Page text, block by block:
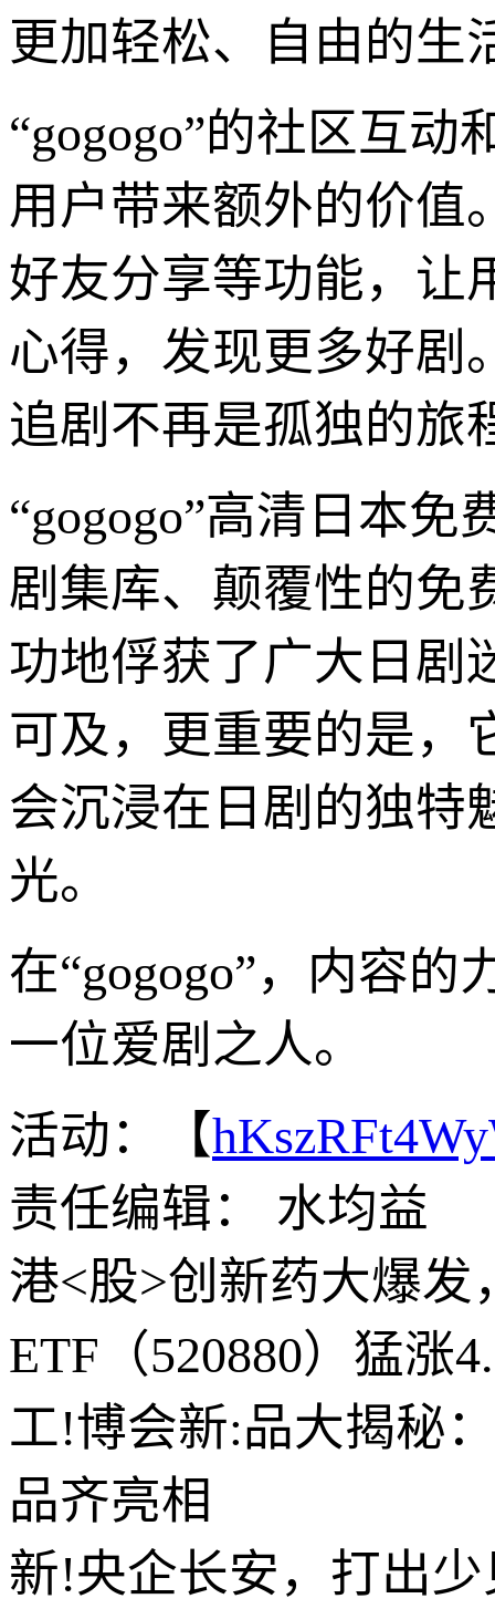
更加轻松、自由的生
“gogogo”的社区互
用户带来额外的价值
好友分享等功能，让
心得，发现更多好剧
追剧不再是孤独的旅
“gogogo”高清日本
剧集库、颠覆性的免
功地俘获了广大日剧
可及，更重要的是，
会沉浸在日剧的独特
光。
在“gogogo”，内容
一位爱剧之人。
活动：【
责任编辑： 水均益
港<股>创新药大爆
ETF（520880）猛涨
工!博会新:品大揭秘
品齐亮相
新!央企长安，打出少